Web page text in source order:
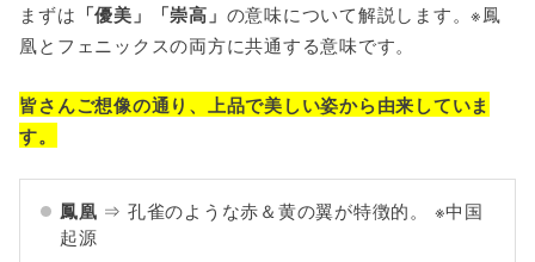
まずは 「優美」「崇高」 の意味について解説します。※鳳
凰とフェニックスの両方に共通する意味です。
皆さんご想像の通り、上品で美しい姿から由来していま
す。
鳳凰 ⇒ 孔雀のような赤＆黄の翼が特徴的。 ※中国
起源